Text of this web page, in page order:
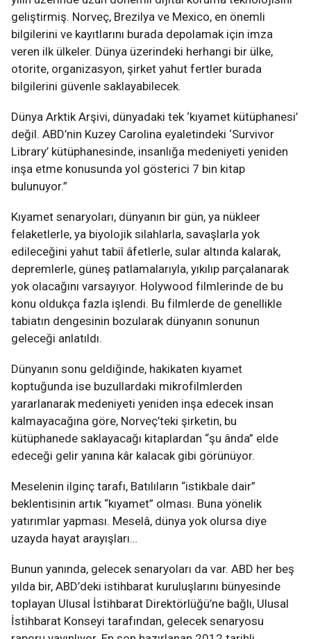
geliştirmiş. Norveç, Brezilya ve Mexico, en önemli
bilgilerini ve kayıtlarını burada depolamak için imza
veren ilk ülkeler. Dünya üzerindeki herhangi bir ülke,
otorite, organizasyon, şirket yahut fertler burada
bilgilerini güvenle saklayabilecek.
Dünya Arktik Arşivi, dünyadaki tek ‘kıyamet kütüphanesi’
değil. ABD’nin Kuzey Carolina eyaletindeki ‘Survivor
Library’ kütüphanesinde, insanlığa medeniyeti yeniden
inşa etme konusunda yol gösterici 7 bin kitap
bulunuyor.”
Kıyamet senaryoları, dünyanın bir gün, ya nükleer
felaketlerle, ya biyolojik silahlarla, savaşlarla yok
edileceğini yahut tabiî âfetlerle, sular altında kalarak,
depremlerle, güneş patlamalarıyla, yıkılıp parçalanarak
yok olacağını varsayıyor. Holywood filmlerinde de bu
konu oldukça fazla işlendi. Bu filmlerde de genellikle
tabiatın dengesinin bozularak dünyanın sonunun
geleceği anlatıldı.
Dünyanın sonu geldiğinde, hakikaten kıyamet
koptuğunda ise buzullardaki mikrofilmlerden
yararlanarak medeniyeti yeniden inşa edecek insan
kalmayacağına göre, Norveç’teki şirketin, bu
kütüphanede saklayacağı kitaplardan “şu ânda” elde
edeceği gelir yanına kâr kalacak gibi görünüyor.
Meselenin ilginç tarafı, Batılıların “istikbale dair”
beklentisinin artık “kıyamet” olması. Buna yönelik
yatırımlar yapması. Meselâ, dünya yok olursa diye
uzayda hayat arayışları…
Bunun yanında, gelecek senaryoları da var. ABD her beş
yılda bir, ABD’deki istihbarat kuruluşlarını bünyesinde
toplayan Ulusal İstihbarat Direktörlüğü’ne bağlı, Ulusal
İstihbarat Konseyi tarafından, gelecek senaryosu